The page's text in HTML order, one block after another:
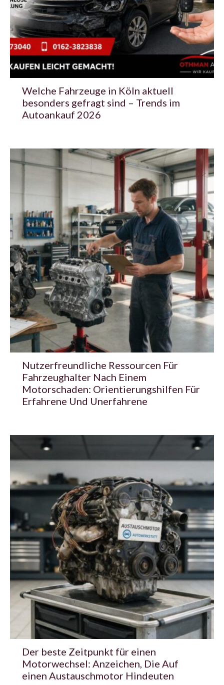
Welche Fahrzeuge in Köln aktuell
besonders gefragt sind – Trends im
Autoankauf 2026
Nutzerfreundliche Ressourcen Für
Fahrzeughalter Nach Einem
Motorschaden: Orientierungshilfen Für
Erfahrene Und Unerfahrene
Der beste Zeitpunkt für einen
Motorwechsel: Anzeichen, Die Auf
einen Austauschmotor Hindeuten